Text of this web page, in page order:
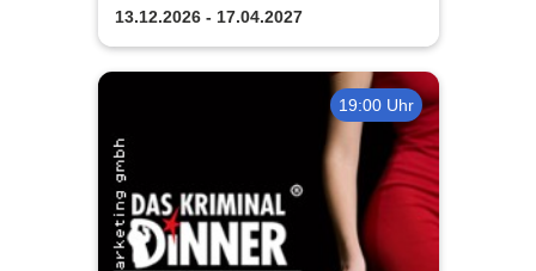
13.12.2026 - 17.04.2027
19:00 Uhr